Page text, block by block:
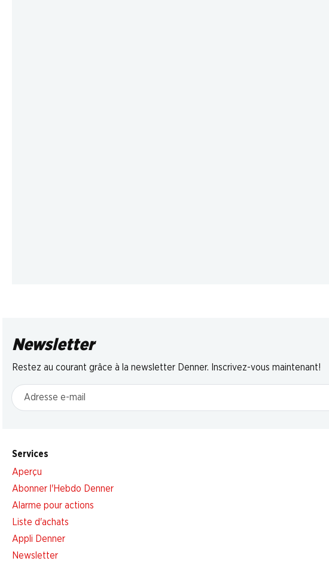
Newsletter
Restez au courant grâce à la newsletter Denner. Inscrivez-vous maintenant!
Adresse e-mail
Services
Aperçu
Abonner l'Hebdo Denner
Alarme pour actions
Liste d'achats
Appli Denner
Newsletter